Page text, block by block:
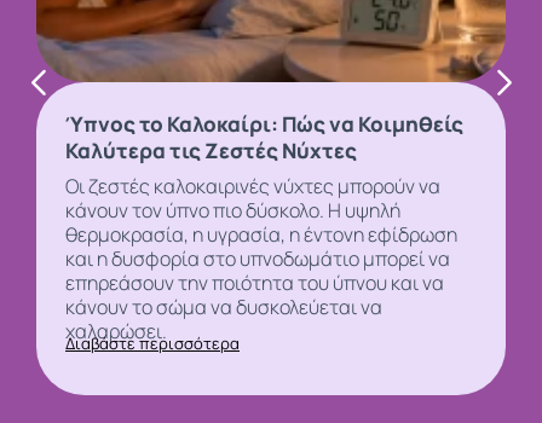
Ύπνος το Καλοκαίρι: Πώς να Κοιμηθείς
Καλύτερα τις Ζεστές Νύχτες
Οι ζεστές καλοκαιρινές νύχτες μπορούν να
κάνουν τονύπνοπιο δύσκολο. Η υψηλή
θερμοκρασία, η υγρασία, η έντονη εφίδρωση
και η δυσφορία στο υπνοδωμάτιο μπορεί να
επηρεάσουν την ποιότητα του ύπνου και να
κάνουν το σώμα να δυσκολεύεται να
χαλαρώσει.
Διαβάστε περισσότερα